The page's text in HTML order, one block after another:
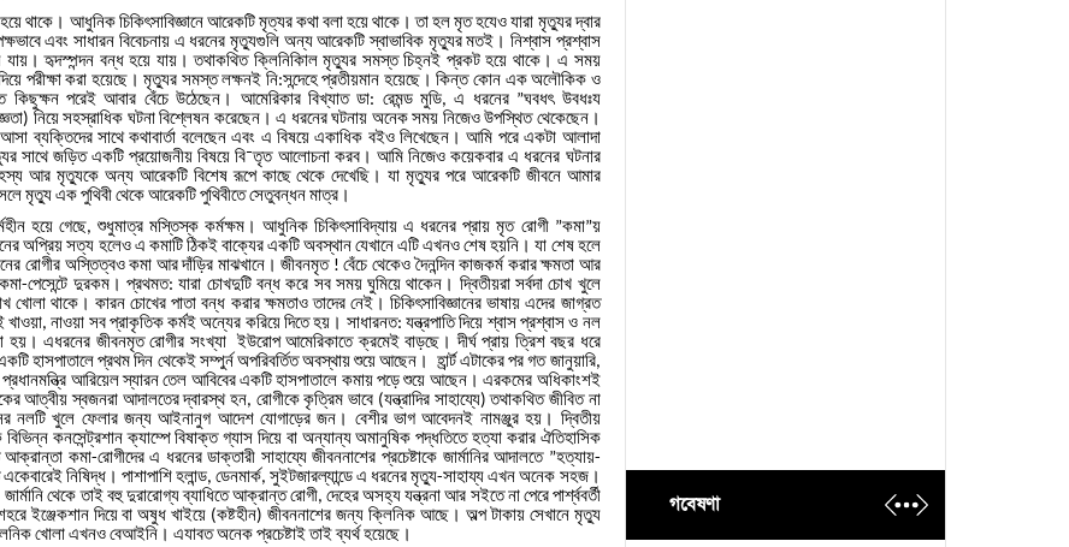
হয়ে থাকে। আধুনিক চিকিৎসাবিজ্ঞানে আরেকটি মৃত্যর কথাবলাহয়েথাকে। তা হল মৃতহযেও যারা মৃত্যুরদ্বার
এবং সাধারন বিবেচনায় এ ধরনের মৃত্যুগুলি অন্য আরেকটি স্বাভাবিক মৃত্যুর মতই। নিশ্বাস প্রশ্বাস
যায়। হৃদস্পন্দন বন্ধ হয়ে যায়। তথাকথিত ক্লিনিকিাল মৃত্যুর সমস্ত চিহ্নই প্রকট হয়ে থাকে। এ সময়
পরীক্ষা করা হয়েছে। মৃত্যুর সমস্ত লক্ষনই নি:সন্দেহে প্রতীয়মান হয়েছে। কিন্ত কোন এক অলৌকিক ও
কিছুক্ষন পরেই আবার বেঁচে উঠেছেন। আমেরিকার বিখ্যাত ডা: রেমন্ড মুডি,এ ধরনের”ঘবধৎ উবধঃয
) নিয়ে সহস্রাধিক ঘটনা বিশ্লেষন করেছেন। এ ধরনের ঘটনায় অনেক সময় নিজেও উপস্থিত থেকেছেন।
আসা ব্যক্তিদের সাথে কথাবার্তা বলেছেন এবং এ বিষয়ে একাধিক বইও লিখেছেন। আমি পরে একটা আলাদা
সাথে জড়িত একটি প্রয়োজনীয় বিষয়ে বি¯তৃত আলোচনা করব। আমি নিজেও কয়েকবার এ ধরনের ঘটনার
আর মৃত্যুকে অন্য আরেকটি বিশেষ রূপে কাছে থেকে দেখেছি। যা মৃত্যুর পরে আরেকটি জীবনে আমার
মৃত্যুএকপুথিবীথেকেআরেকটিপুথিবীতেসেতুবন্ধনমাত্র।
হয়ে গেছে,শুধুমাত্র মস্তিস্ক কর্মক্ষম। আধুনিক চিকিৎসাবিদ্যায় এ ধরনের প্রায় মৃত রোগী”কমা”য়
অপ্রিয় সত্য হলেও এ কমাটি ঠিকই বাক্যেরএকটিঅবস্থানযেখানেএটি এখনও শেষ হয়নি। যা শেষ হলে
রোগীর অস্তিত্বও কমা আর দাঁড়ির মাঝখানে। জীবনমৃত!বেঁচে থেকেও দৈনন্দিন কাজকর্ম করার ক্ষমতা আর
কমা-পেসেন্টে দুরকম। প্রথমত:যারা চোখদুটি বন্ধ করে সব সময় ঘুমিয়ে থাকেন। দ্বিতীয়রা সর্বদা চোখ খুলে
খোলা থাকে। কারন চোখের পাতা বন্ধ করার ক্ষমতাও তাদের নেই। চিকিৎসাবিজ্ঞানের ভাষায় এদের জাগ্রত
খাওয়া,নাওয়া সব প্রাকৃতিক কর্মই অন্যের করিয়ে দিতে হয়। সাধারনত: যন্ত্রপাতি দিয়ে শ্বাস প্রশ্বাস ও নল
হয়। এধরনের জীবনমৃত রোগীর সংখ্যা ইউরোপ আমেরিকাতে ক্রমেই বাড়ছে। দীর্ঘ প্রায় ত্রিশ বছর ধরে
হাসপাতালেপ্রথম দিন থেকেই সম্পুর্ন অপরিবর্তিতঅবস্থায় শুয়ে আছেন। হার্র্টএটাকেরপর গত জানুয়ারি,
প্রধানমন্ত্রি আরিয়েল স্যারন তেল আবিবের একটি হাসপাতালে কমায় পড়ে শুয়ে আছেন। এরকমের অধিকাংশই
আত্বীয় স্বজনরা আদালতের দ্বারস্থ হন, রোগীকে কৃত্রিম ভাবে (যন্ত্রাদির সাহায্যে)তথাকথিত জীবিত না
নলটি খুলে ফেলার জন্য আইনানুগ আদেশ যোগাড়ের জন। বেশীর ভাগ আবেদনই নামঞ্জুর হয়। দ্বিতীয়
বিভিন্ন কনসেন্ট্রশান ক্যাম্পে বিষাক্ত গ্যাস দিয়ে বা অন্যান্য অমানুষিক পদ্ধতিতে হত্যা করার ঐতিহাসিক
আক্রান্তা কমা-রোগীদের এ ধরনের ডাক্তারী সাহায্যে জীবননাশের প্রচেষ্টাকে জার্মানির আদালতে”হত্যায়-
একেবারেইনিষিদ্ধ। পাশাপাশি হলান্ড,ডেনমার্ক,সুইটজারল্যান্ডে এ ধরনের মৃত্যু-সাহায্য এখন অনেক সহজ।
জার্মানি থেকে তাই বহু দুরারোগ্যব্যাধিতেআক্রান্তরোগী,দেহের অসহ্য যন্ত্রনা আর সইতে না পেরে পার্শ্ববর্তী
ইঞ্জেকশান দিয়ে বা অষুধ খাইয়ে (কষ্টহীন)জীবননাশের জন্য ক্লিনিক আছে। অল্প টাকায় সেখানে মৃত্যু
খোলাএখনওবেআইনি। এযাবতঅনেকপ্রচেষ্টাইতাইব্যর্থহয়েছে।
গবেষণা